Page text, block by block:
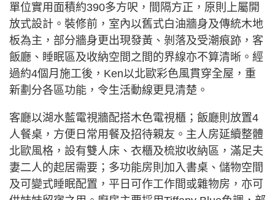
單位實用面積約390多方呎，間隔方正，原則上屬開
放式設計。裝修前，室內以舊式白油牆身及傳統木地
板為主，部分牆身更出現發黃、剝落及受潮痕跡，客
飯廳、睡眠區及收納空間之間的界線亦不算清晰。經
過約4個月施工後，Ken以北歐彩色風貫穿全屋，重
新劃分各區功能，令生活動線更見清楚。
客廳以湖水藍電視牆配搭木色電視櫃；飯廳則放置4
人餐桌，方便日常用餐及招待親友。主人房延續整體
北歐風格，設有雙人床、衣櫃及梳妝收納區，滿足夫
妻二人的起居需要；多功能房則加入書桌、儲物空間
及可變式睡眠配置，平日可作工作間或雜物房，亦可